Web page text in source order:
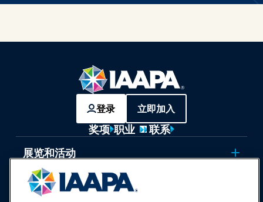
登录 立即加入
奖项 职业
联系
展览和活动
新闻与乐趣世界